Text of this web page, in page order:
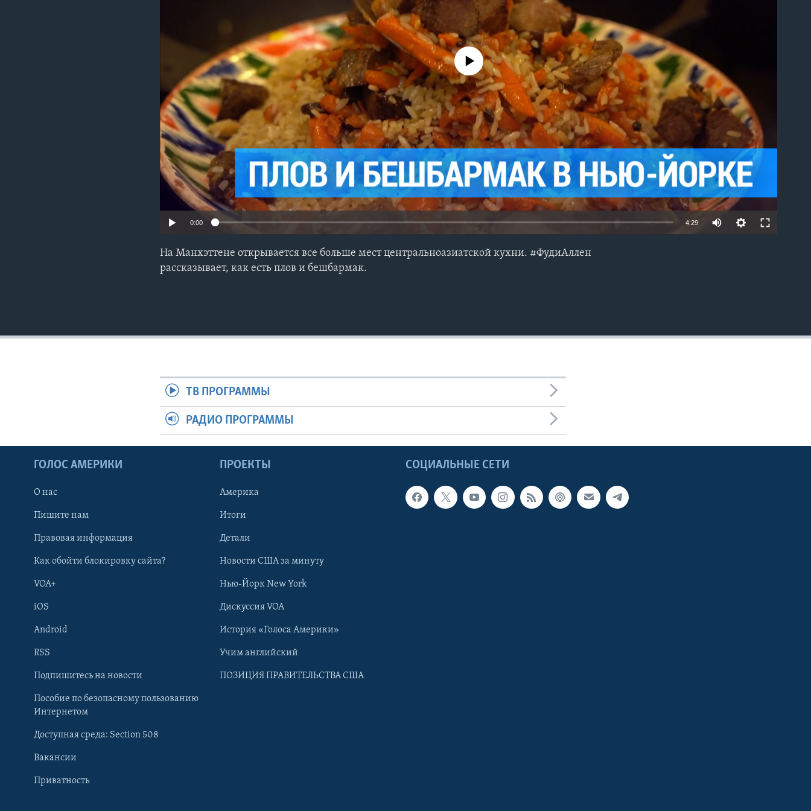
Learning English
Языки
No media source currently available
0:00 4:29
На Манхэттене открывается все больше мест центральноазиатской кухни. #ФудиАллен
рассказывает, как есть плов и бешбармак.
ТВ ПРОГРАММЫ
РАДИО ПРОГРАММЫ
СОЦИАЛЬНЫЕ СЕТИ
ГОЛОС АМЕРИКИ
О нас
Пишите нам
Правовая информация
Как обойти блокировку сайта?
VOA+
iOS
Android
RSS
Подпишитесь на новости
Пособие по безопасному пользованию
Интернетом
Доступная среда: Section 508
Вакансии
Приватность
ПРОЕКТЫ
Америка
Итоги
Детали
Новости США за минуту
Нью-Йорк New York
Дискуссия VOA
История «Голоса Америки»
Учим английский
ПОЗИЦИЯ ПРАВИТЕЛЬСТВА США